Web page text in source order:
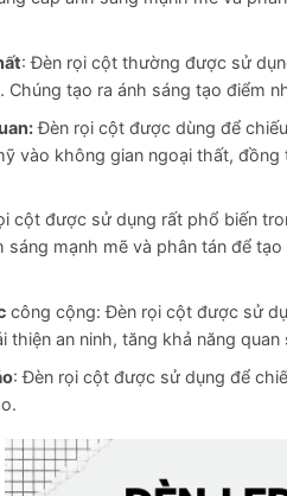
: Đèn rọi cột thường được sử
tạo ra ánh sáng tạo điểm
Đèn rọi cột được dùng để
vào không gian ngoại thất,
cột được sử dụng rất phổ biến
sáng mạnh mẽ và phân tán để
công cộng: Đèn rọi cột được sử
thiện an ninh, tăng khả năng
: Đèn rọi cột được sử dụng để